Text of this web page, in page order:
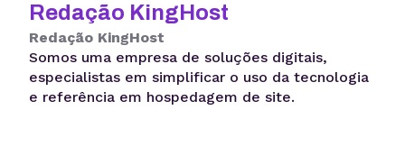
Redação KingHost
Redação KingHost
Somos uma empresa de soluções digitais,
especialistas em simplificar o uso da tecnologia
e referência em hospedagem de site.